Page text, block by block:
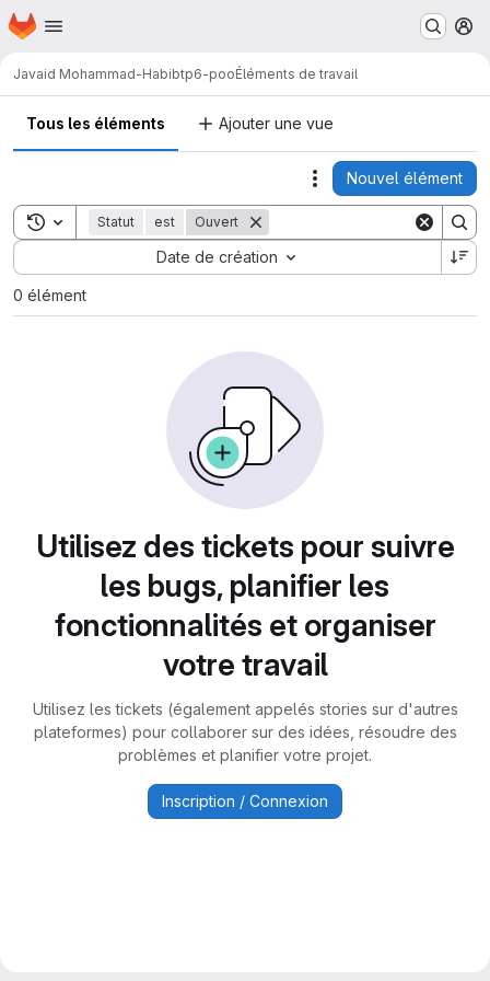
Passer au contenu principal
Page d'accueil
Javaid Mohammad-Habibtp6-pooÉléments de travail
Tous les éléments Ajouter une vue
Actions
Nouvel élément
Toggle search history
Statut est Ouvert
Date de création
Sort by:
0 élément
Utilisez des tickets pour suivre
les bugs, planifier les
fonctionnalités et organiser
votre travail
Utilisez les tickets (également appelés stories sur d'autres
plateformes) pour collaborer sur des idées, résoudre des
problèmes et planifier votre projet.
Inscription / Connexion